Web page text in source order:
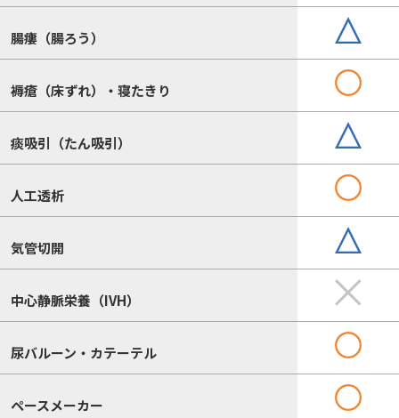
腸瘻（腸ろう）
褥瘡（床ずれ）・寝たきり
痰吸引（たん吸引）
人工透析
気管切開
中心静脈栄養（IVH）
尿バルーン・カテーテル
ペースメーカー